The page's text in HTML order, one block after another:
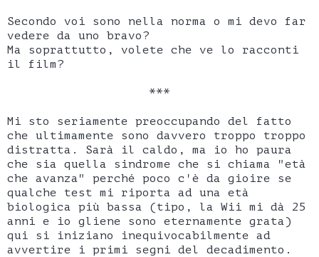
Secondo voi sono nella norma o mi devo far
vedere da uno bravo?
Ma soprattutto, volete che ve lo racconti
il film?
***
Mi sto seriamente preoccupando del fatto
che ultimamente sono davvero troppo troppo
distratta. Sarà il caldo, ma io ho paura
che sia quella sindrome che si chiama "età
che avanza" perché poco c'è da gioire se
qualche test mi riporta ad una età
biologica più bassa (tipo, la Wii mi dà 25
anni e io gliene sono eternamente grata)
qui si iniziano inequivocabilmente ad
avvertire i primi segni del decadimento.